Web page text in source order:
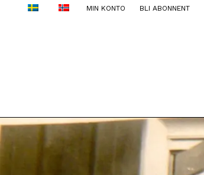
MIN KONTO BLI ABONNENT